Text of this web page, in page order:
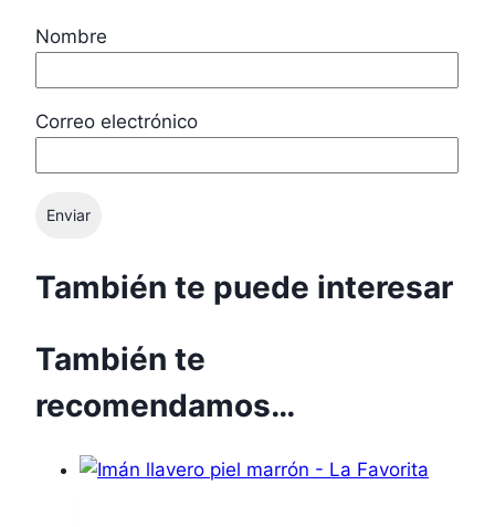
Nombre
Correo electrónico
También te puede interesar
También te
recomendamos…